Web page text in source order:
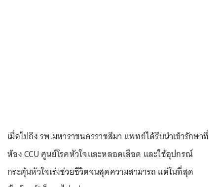
เมื่อไปถึง รพ.มหาราชนครราชสีมา แพทย์ได้รีบนำเข้ารักษาที่
ห้อง CCU ศูนย์โรคหัวใจและหลอดเลือด และใช้อุปกรณ์
กระตุ้นหัวใจเร่งช่วยชีวิตจนสุดความสามารถ แต่ในที่สุด